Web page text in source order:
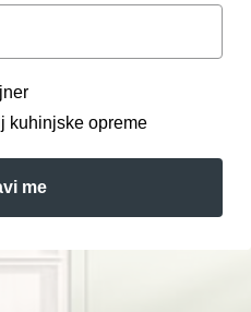
kuhinjske opreme
me